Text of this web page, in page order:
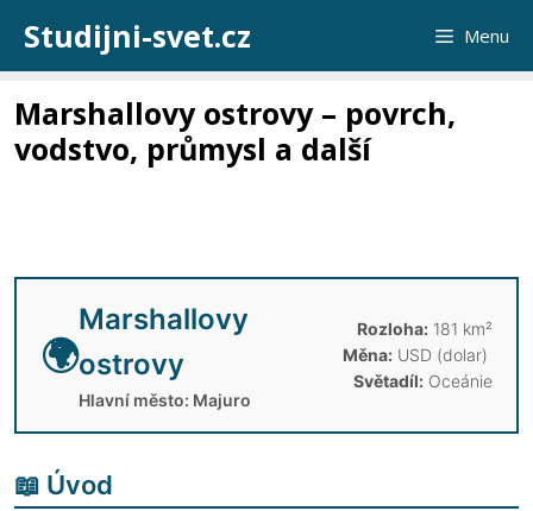
obsah
Studijni-svet.cz Menu
Marshallovy ostrovy – povrch,
vodstvo, průmysl a další
🌍
Marshallovy
ostrovy
Hlavní město: Majuro
Rozloha: 181 km²
Měna: USD (dolar) ​
Světadíl: Oceánie
📖 Úvod